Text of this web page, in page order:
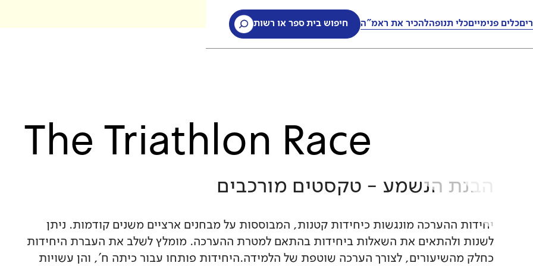
כלים פנימייםכלי תנופהלהכיר את ראמ"ה חיפוש בית ספר או רשות כלים פנימייםכלי תנופהלהכיר את ראמ"ה חיפוש בית ספר או רשות
The Triathlon Race
הבנת הנשמע - טקסטים מורכבים
יחידות ההערכה מונגשות כיחידות קטנות, המבוססות על מבחנים ארציים משנים קודמות. ניתן
לשנות ולהתאים את השאלות ביחידות בהתאם למטרת ההערכה. מומלץ לשלב את העברת היחידות
כחלק מהשיעורים, לצורך הערכה שוטפת של הלמידה.היחידות פותחו עבור כיתה ח', והן עשויות